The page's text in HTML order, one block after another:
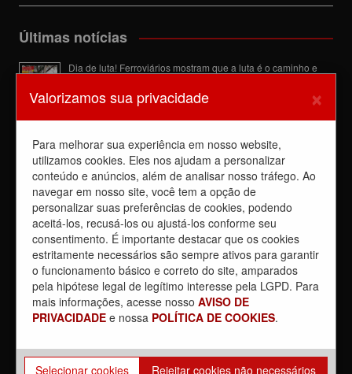
Últimas notícias
Dia de luta! Ferroviários mostram que a luta é o caminho e
5 de agosto de 2026
Dia 4/8, É DIA DE LUTA contra a privatização da CPTM.
3 de agosto de 2026
Reunião com Manutenção do EPB, com a Inspeção de Via e
com a chefia da área
31 de julho de 2026
Sobre a REUNIÃO entre o Sindicato e o Metrus
30 de julho de 2026
Caos nos trens mostrou mais uma vez que privatização é
contra a população
30 de julho de 2026
Valorizamos sua privacidade ×
Para melhorar sua experiência em nosso website,
utilizamos cookies. Eles nos ajudam a personalizar
conteúdo e anúncios, além de analisar nosso tráfego. Ao
navegar em nosso site, você tem a opção de
personalizar suas preferências de cookies, podendo
aceitá-los, recusá-los ou ajustá-los conforme seu
consentimento. É importante destacar que os cookies
estritamente necessários são sempre ativos para garantir
o funcionamento básico e correto do site, amparados
pela hipótese legal de legítimo interesse pela LGPD. Para
mais informações, acesse nosso AVISO DE
PRIVACIDADE e nossa POLÍTICA DE COOKIES.
Selecionar cookies Rejeitar cookies não necessários